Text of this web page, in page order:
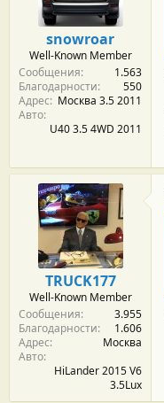
snowroar
Well-Known Member
Сообщения
1.563
Благодарности
550
Адрес
Москва 3.5 2011
Авто
U40 3.5 4WD 2011
TRUCK177
Well-Known Member
Сообщения
3.955
Благодарности
1.606
Адрес
Москва
Авто
HiLander 2015 V6
3.5Lux